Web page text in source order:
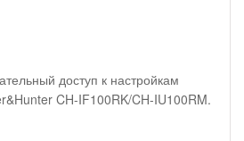
доступ к настройкам
CH-IF100RK/CH-IU100RM.